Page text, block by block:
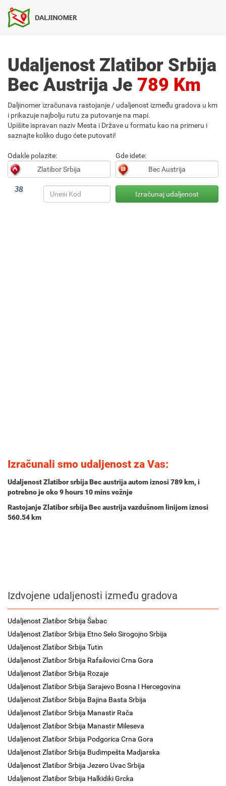
Udaljenost Zlatibor Srbija
Bec Austrija Je 789 Km
Daljinomer izračunava rastojanje / udaljenost između gradova u km
i prikazuje najbolju rutu za putovanje na mapi.
Upišite ispravan naziv Mesta i Države u formatu kao na primeru i
saznajte koliko dugo ćete putovati!
Odakle polazite: Gde idete:
Izračunali smo udaljenost za Vas:
Udaljenost Zlatibor srbija Bec austrija autom iznosi 789 km, i
potrebno je oko9 hours 10 minsvožnje
Rastojanje Zlatibor srbija Bec austrija vazdušnom linijom iznosi
560.54 km
Izdvojene udaljenosti između gradova
Udaljenost Zlatibor Srbija Šabac
Udaljenost Zlatibor Srbija Etno Selo Sirogojno Srbija
Udaljenost Zlatibor Srbija Tutin
Udaljenost Zlatibor Srbija Rafailovici Crna Gora
Udaljenost Zlatibor Srbija Rozaje
Udaljenost Zlatibor Srbija Sarajevo Bosna I Hercegovina
Udaljenost Zlatibor Srbija Bajina Basta Srbija
Udaljenost Zlatibor Srbija Manastir Rača
Udaljenost Zlatibor Srbija Manastir Mileseva
Udaljenost Zlatibor Srbija Podgorica Crna Gora
Udaljenost Zlatibor Srbija Budimpešta Madjarska
Udaljenost Zlatibor Srbija Jezero Uvac Srbija
Udaljenost Zlatibor Srbija Halkidiki Grcka